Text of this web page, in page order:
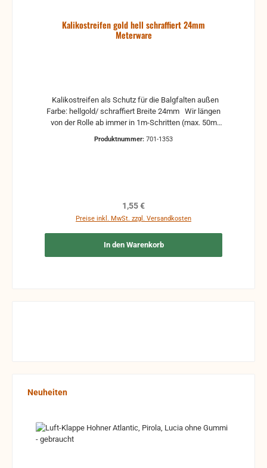
Kalikostreifen gold hell schraffiert 24mm
Meterware
Farbe: hellgold/ schraffiert Breite 24mm Wir längen
von der Rolle ab immer in 1m-Schritten (max. 50m
Rückstände oder Beschädigungen überdeckt sind.
Auch lieferbar in anderen Breiten, Farben und
Oberflächen
Produktnummer: 701-1353
Regulärer Preis:
1,55 €
Preise inkl. MwSt. zzgl. Versandkosten
In den Warenkorb
Produktgalerie überspringen
Neuheiten